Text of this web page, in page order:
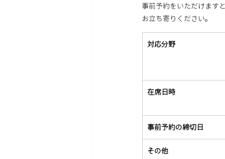
事前予約をいただけます
お立ち寄りください。
対応分野
在席日時
事前予約の締切日
その他